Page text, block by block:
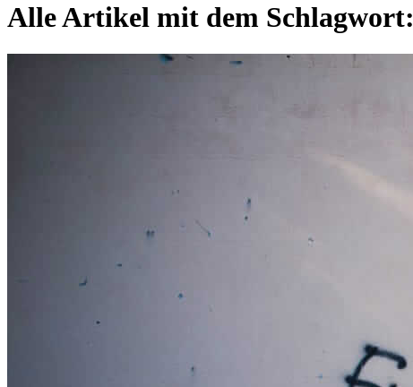
Alle Artikel mit dem Schlagwort: